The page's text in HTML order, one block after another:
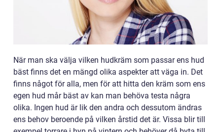
När man ska välja vilken hudkräm som passar ens hud
bäst finns det en mängd olika aspekter att väga in. Det
finns något för alla, men för att hitta den kräm som ens
egen hud mår bäst av kan man behöva testa några
olika. Ingen hud är lik den andra och dessutom ändras
ens behov beroende på vilken årstid det är. Vissa blir till